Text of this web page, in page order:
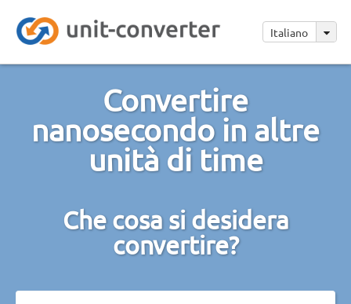
Italiano
Convertire
nanosecondo in altre
unità di time
Che cosa si desidera
convertire?